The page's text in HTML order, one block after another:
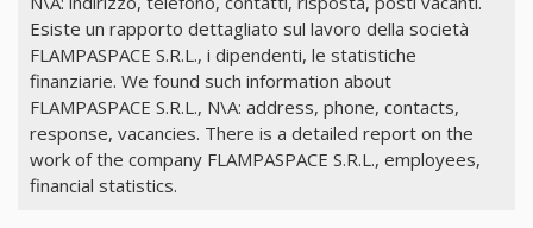
Esiste un rapporto dettagliato sul lavoro della società
FLAMPASPACE S.R.L., i dipendenti, le statistiche
finanziarie. We found such information about
FLAMPASPACE S.R.L., N\A: address, phone, contacts,
response, vacancies. There is a detailed report on the
work of the company FLAMPASPACE S.R.L., employees,
financial statistics.